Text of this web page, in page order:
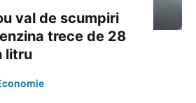
val de scumpiri
trece de 28
litru